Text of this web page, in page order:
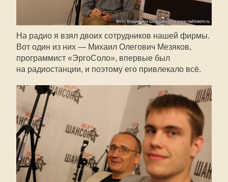
На радио я взял двоих сотрудников нашей фирмы.
Вот один из них — Михаил Олегович Мезяков,
программист «ЭргоСоло», впервые был
на радиостанции, и поэтому его привлекало всё.